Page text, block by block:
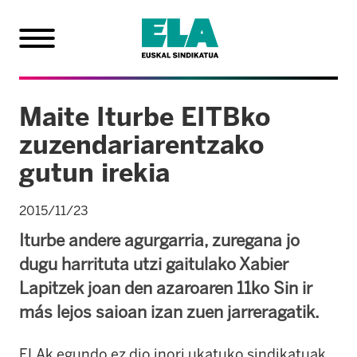
Maite Iturbe EITBko
zuzendariarentzako
gutun irekia
2015/11/23
Iturbe andere agurgarria, zuregana jo
dugu harrituta utzi gaitulako Xabier
Lapitzek joan den azaroaren 11ko Sin ir
más lejos saioan izan zuen jarreragatik.